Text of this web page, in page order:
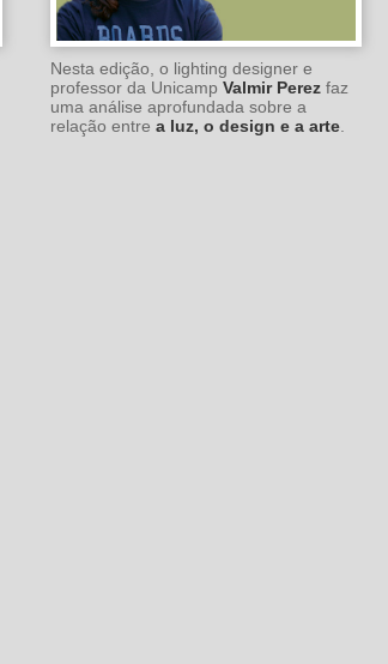
Nesta edição, o lighting designer e
professor da Unicamp Valmir Perez faz
uma análise aprofundada sobre a
relação entre a luz, o design e a arte